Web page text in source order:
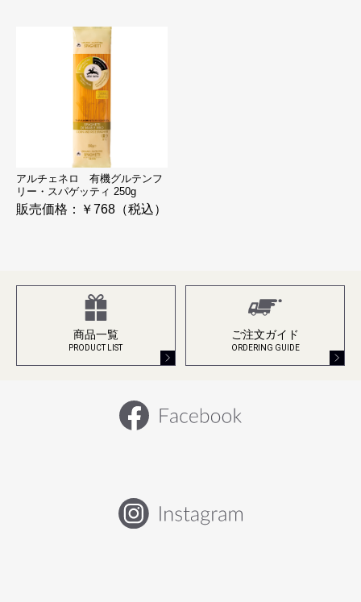
アルチェネロ 有機グルテンフ
リー・スパゲッティ 250g
販売価格：￥768（税込）
商品一覧
PRODUCT LIST
ご注文ガイド
ORDERING GUIDE